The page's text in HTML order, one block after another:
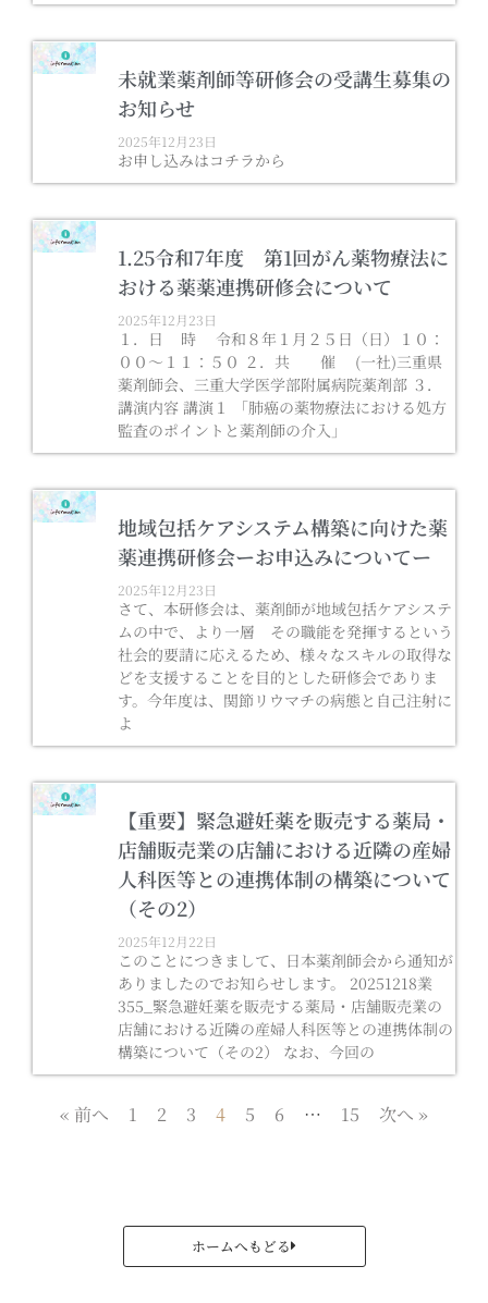
未就業薬剤師等研修会の受講生募集の
お知らせ
2025年12月23日
お申し込みはコチラから
1.25令和7年度 第1回がん薬物療法に
おける薬薬連携研修会について
2025年12月23日
１．日 時 令和８年１月２５日（日）１０：
００～１１：５０ ２．共 催 (一社)三重県
薬剤師会、三重大学医学部附属病院薬剤部 ３．
講演内容 講演１ 「肺癌の薬物療法における処方
監査のポイントと薬剤師の介入」
地域包括ケアシステム構築に向けた薬
薬連携研修会ーお申込みについてー
2025年12月23日
さて、本研修会は、薬剤師が地域包括ケアシステ
ムの中で、より一層 その職能を発揮するという
社会的要請に応えるため、様々なスキルの取得な
どを支援することを目的とした研修会でありま
す。今年度は、関節リウマチの病態と自己注射に
よ
【重要】緊急避妊薬を販売する薬局・
店舗販売業の店舗における近隣の産婦
人科医等との連携体制の構築について
（その2）
2025年12月22日
このことにつきまして、日本薬剤師会から通知が
ありましたのでお知らせします。 20251218業
355_緊急避妊薬を販売する薬局・店舗販売業の
店舗における近隣の産婦人科医等との連携体制の
構築について（その2） なお、今回の
« 前へ 1 2 3 4 5 6 … 15 次へ »
ホームへもどる